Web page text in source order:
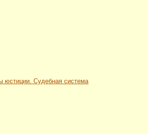
юстиции. Судебная система